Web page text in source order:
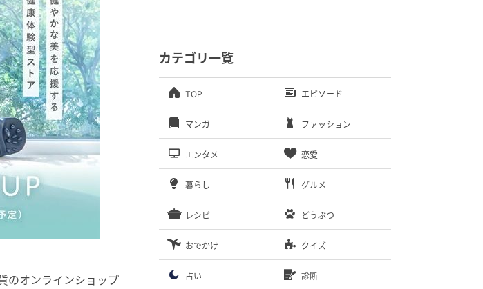
のオンラインショップ
カテゴリ一覧
TOP エピソード
マンガ ファッション
エンタメ 恋愛
暮らし グルメ
レシピ どうぶつ
おでかけ クイズ
占い 診断